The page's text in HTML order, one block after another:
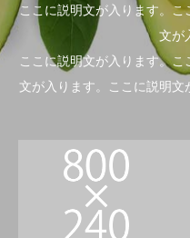
ここに説明文が入ります。
文が
ここに説明文が入ります。
文が入ります。ここに説明